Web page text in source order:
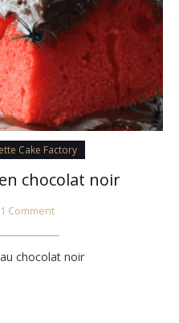
Cake Factory
chocolat noir
1 Comment
chocolat noir